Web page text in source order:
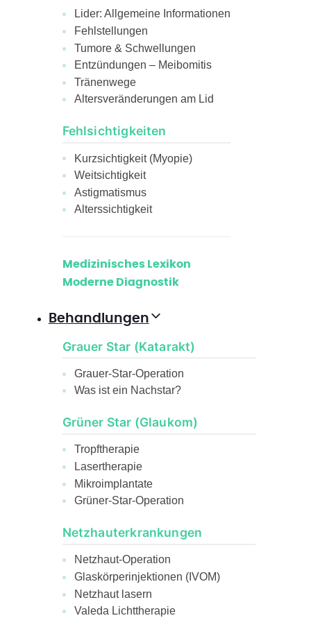
Lider: Allgemeine Informationen
Fehlstellungen
Tumore & Schwellungen
Entzündungen – Meibomitis
Tränenwege
Altersveränderungen am Lid
Fehlsichtigkeiten
Kurzsichtigkeit (Myopie)
Weitsichtigkeit
Astigmatismus
Alterssichtigkeit
Medizinisches Lexikon
Moderne Diagnostik
Behandlungen
Grauer Star (Katarakt)
Grauer-Star-Operation
Was ist ein Nachstar?
Grüner Star (Glaukom)
Tropftherapie
Lasertherapie
Mikroimplantate
Grüner-Star-Operation
Netzhauterkrankungen
Netzhaut-Operation
Glaskörperinjektionen (IVOM)
Netzhaut lasern
Valeda Lichttherapie